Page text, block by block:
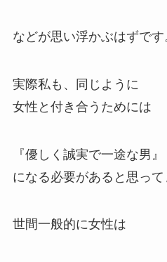
などが思い浮かぶはずです
実際私も、同じように
女性と付き合うためには
『優しく誠実で一途な男』
になる必要があると思って
世間一般的に女性は